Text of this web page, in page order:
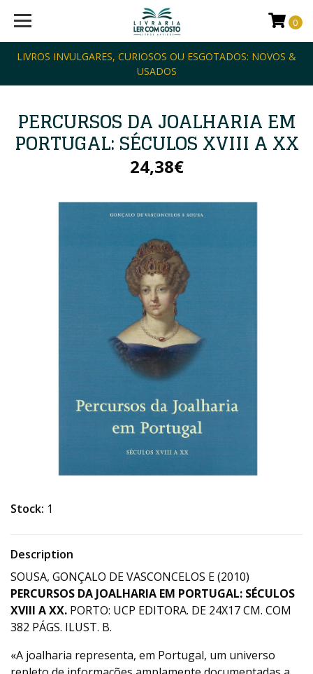
LIVROS INVULGARES, CURIOSOS OU ESGOTADOS: NOVOS &
USADOS
0
PERCURSOS DA JOALHARIA EM
PORTUGAL: SÉCULOS XVIII A XX
24,38€
Stock: 1
Description
SOUSA, GONÇALO DE VASCONCELOS E (2010)
PERCURSOS DA JOALHARIA EM PORTUGAL: SÉCULOS
XVIII A XX. PORTO: UCP EDITORA. DE 24X17 CM. COM
382 PÁGS. ILUST. B.
«A joalharia representa, em Portugal, um universo